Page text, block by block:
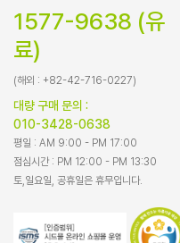
1577-9638 (유
료)
(해외 : +82-42-716-0227)
대량 구매 문의 :
010-3428-0638
평일 : AM 9:00 - PM 17:00
점심시간 : PM 12:00 - PM 13:30
토,일요일, 공휴일은 휴무입니다.